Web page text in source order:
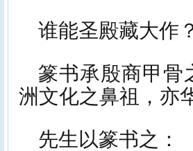
谁能圣殿藏大作
篆书承殷商甲骨
洲文化之鼻祖，亦
先生以篆书之：